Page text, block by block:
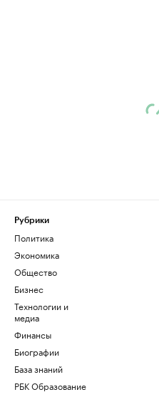
Рубрики
Политика
Экономика
Общество
Бизнес
Технологии и
медиа
Финансы
Биографии
База знаний
РБК Образование